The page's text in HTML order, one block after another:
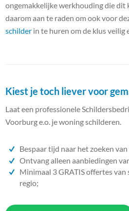
ongemakkelijke werkhouding die dit
daarom aan te raden om ook voor
schilder in te huren om de klus
Kiest je toch liever voor
Laat een professionele
Voorburg e.o. je woning schilderen.
Bespaar tijd naar het zoeken
Ontvang alleen aanbiedingen
Minimaal 3 GRATIS offertes
regio;